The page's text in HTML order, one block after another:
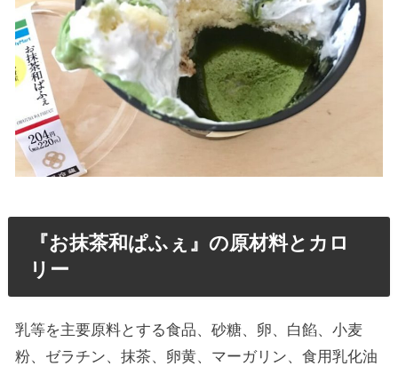
『お抹茶和ぱふぇ』の原材料とカロ
リー
乳等を主要原料とする食品、砂糖、卵、白餡、小麦
粉、ゼラチン、抹茶、卵黄、マーガリン、食用乳化油